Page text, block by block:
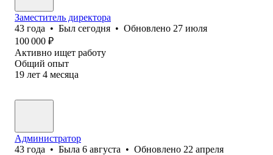
Заместитель директора
43 года • Был сегодня • Обновлено 27 июля
100 000 ₽
Активно ищет работу
Общий опыт
19 лет 4 месяца
Администратор
43 года • Была 6 августа • Обновлено 22 апреля